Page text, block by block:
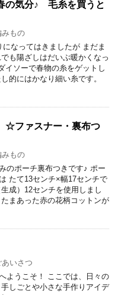
の気分♪ 毛糸を買うと
みもの
なってはきましたが まだま
も陽ざしはだいぶ暖かくなっ
イソーで春物の糸をゲットし
的にはかなり細い糸です。
☆ファスナー・裏布つ
みもの
のポーチ裏布つきです♪ ポー
たて13センチ×幅17センチで
成）12センチを使用しまし
まあった赤の花柄コットンが
あいさつ
ようこそ！ ここでは、日々の
しごとや小さな手作りアイデ